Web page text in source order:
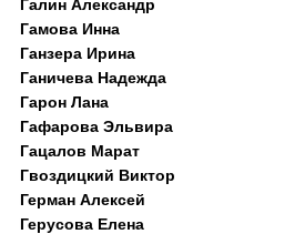
Галин Александр
Гамова Инна
Ганзера Ирина
Ганичева Надежда
Гарон Лана
Гафарова Эльвира
Гацалов Марат
Гвоздицкий Виктор
Герман Алексей
Герусова Елена